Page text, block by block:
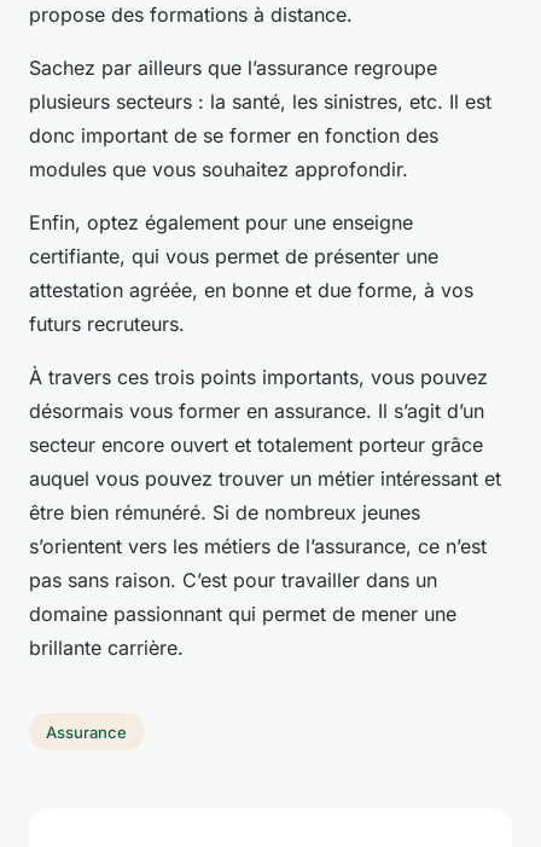
propose des formations à distance.
Sachez par ailleurs que l’assurance regroupe
plusieurs secteurs : la santé, les sinistres, etc. Il est
donc important de se former en fonction des
modules que vous souhaitez approfondir.
Enfin, optez également pour une enseigne
certifiante, qui vous permet de présenter une
attestation agréée, en bonne et due forme, à vos
futurs recruteurs.
À travers ces trois points importants, vous pouvez
désormais vous former en assurance. Il s’agit d’un
secteur encore ouvert et totalement porteur grâce
auquel vous pouvez trouver un métier intéressant et
être bien rémunéré. Si de nombreux jeunes
s’orientent vers les métiers de l’assurance, ce n’est
pas sans raison. C’est pour travailler dans un
domaine passionnant qui permet de mener une
brillante carrière.
Assurance